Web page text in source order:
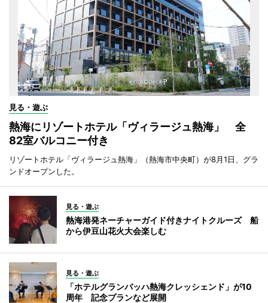
見る・遊ぶ
熱海にリゾートホテル「ヴィラージュ熱海」 全
82室バルコニー付き
リゾートホテル「ヴィラージュ熱海」（熱海市中央町）が8月1日、グラ
ンドオープンした。
見る・遊ぶ
熱海港発ネーチャーガイド付きナイトクルーズ 船
から伊豆山花火大会楽しむ
見る・遊ぶ
「ホテルグランバッハ熱海クレッシェンド」が10
周年 記念プランなど展開